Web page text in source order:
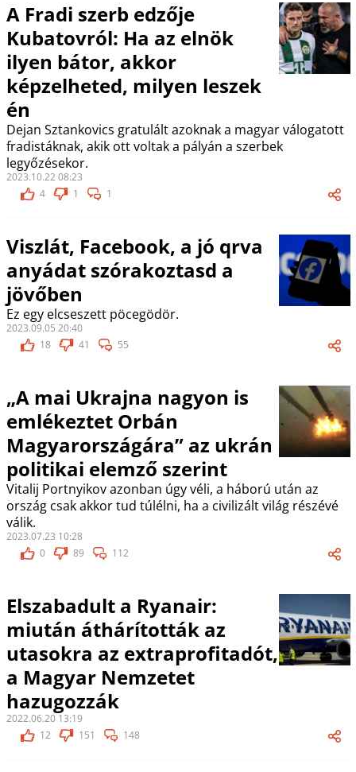
A Fradi szerb edzője
Kubatovról: Ha az elnök
ilyen bátor, akkor
képzelheted, milyen leszek
én
Dejan Sztankovics gratulált azoknak a magyar válogatott
fradistáknak, akik ott voltak a pályán a szerbek
legyőzésekor.
2023.10.22 08:23
4
1 1
Viszlát, Facebook, a jó qrva
anyádat szórakoztasd a
jövőben
Ez egy elcseszett pöcegödör.
2023.09.05 20:40
18
41 55
„A mai Ukrajna nagyon is
emlékeztet Orbán
Magyarországára” az ukrán
politikai elemző szerint
Vitalij Portnyikov azonban úgy véli, a háború után az
ország csak akkor tud túlélni, ha a civilizált világ részévé
válik.
2023.07.23 10:28
0
89 112
Elszabadult a Ryanair:
miután áthárították az
utasokra az extraprofitadót,
a Magyar Nemzetet
hazugozzák
2022.06.20 13:19
12
151 148